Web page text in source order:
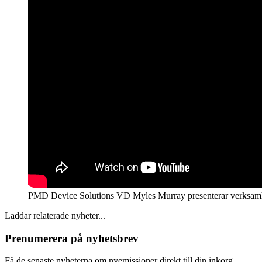
PMD Device Solutions VD Myles Murray presenterar
Laddar relaterade nyheter...
Prenumerera på nyhetsbrev